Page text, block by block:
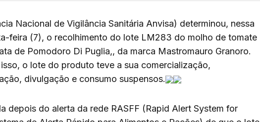
Nacional de Vigilância Sanitária Anvisa) determinou, nessa
feira (7), o recolhimento do lote LM283 do molho de tomate
de Pomodoro Di Puglia,, da marca Mastromauro Granoro.
o lote do produto teve a sua comercialização,
divulgação e consumo suspensos.
depois do alerta da rede RASFF (Rapid Alert System for